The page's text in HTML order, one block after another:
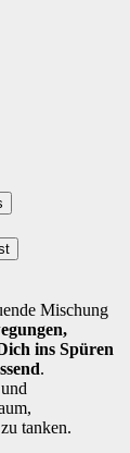
Mischung
ins Spüren
.
und
zu tanken.